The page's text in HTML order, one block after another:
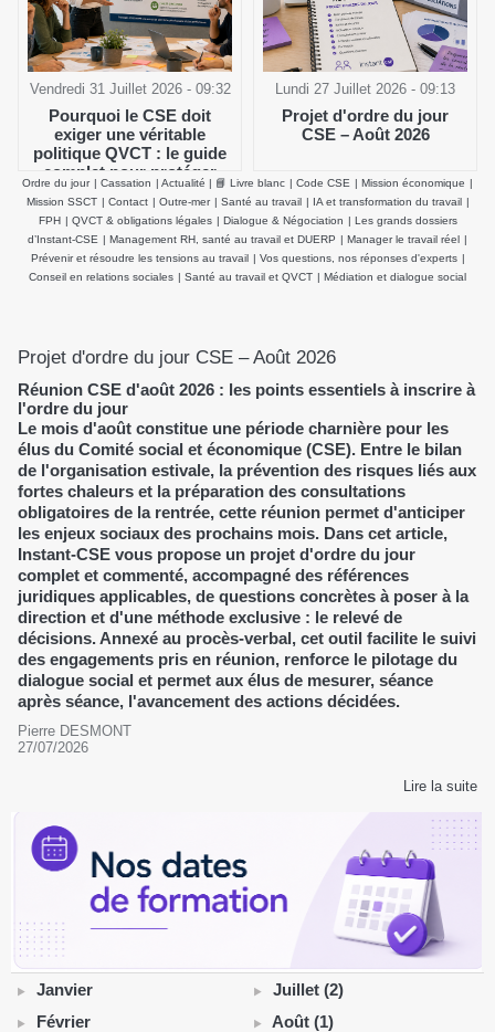
Vendredi 31 Juillet 2026 - 09:32
Pourquoi le CSE doit
exiger une véritable
politique QVCT : le guide
complet pour protéger
durablement la santé
physique et mentale des
salariés
Lundi 27 Juillet 2026 - 09:13
Projet d'ordre du jour
CSE – Août 2026
Ordre du jour | Cassation | Actualité | 📘 Livre blanc | Code CSE | Mission économique |
Mission SSCT | Contact | Outre-mer | Santé au travail | IA et transformation du travail |
FPH | QVCT & obligations légales | Dialogue & Négociation | Les grands dossiers
d’Instant-CSE | Management RH, santé au travail et DUERP | Manager le travail réel |
Prévenir et résoudre les tensions au travail | Vos questions, nos réponses d'experts |
Conseil en relations sociales | Santé au travail et QVCT | Médiation et dialogue social
Projet d'ordre du jour CSE – Août 2026
Réunion CSE d'août 2026 : les points essentiels à inscrire à
l'ordre du jour
Le mois d'août constitue une période charnière pour les
élus du Comité social et économique (CSE). Entre le bilan
de l'organisation estivale, la prévention des risques liés aux
fortes chaleurs et la préparation des consultations
obligatoires de la rentrée, cette réunion permet d'anticiper
les enjeux sociaux des prochains mois. Dans cet article,
Instant-CSE vous propose un projet d'ordre du jour
complet et commenté, accompagné des références
juridiques applicables, de questions concrètes à poser à la
direction et d'une méthode exclusive : le relevé de
décisions. Annexé au procès-verbal, cet outil facilite le suivi
des engagements pris en réunion, renforce le pilotage du
dialogue social et permet aux élus de mesurer, séance
après séance, l'avancement des actions décidées.
Pierre DESMONT
27/07/2026
Lire la suite
Janvier
Février
Juillet (2)
Août (1)